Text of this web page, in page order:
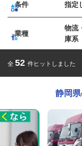
条件 指定
業種
物流
庫系
全 52 件ヒットしました
静岡